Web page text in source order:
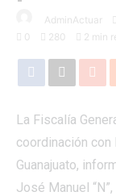
AdminActuar
0
280 2 min
La Fiscalía
coordinación con
Guanajuato,
José Manuel